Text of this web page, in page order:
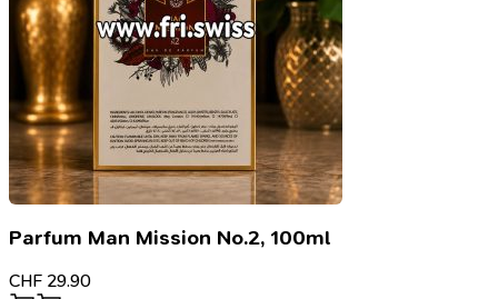
Parfum Man Mission No.2, 100ml
CHF 29.90